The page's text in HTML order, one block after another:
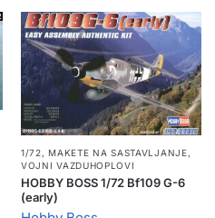
1/72,MAKETE NA SASTAVLJANJE,
VOJNI VAZDUHOPLOVI
HOBBY BOSS 1/72 Bf109 G-6
(early)